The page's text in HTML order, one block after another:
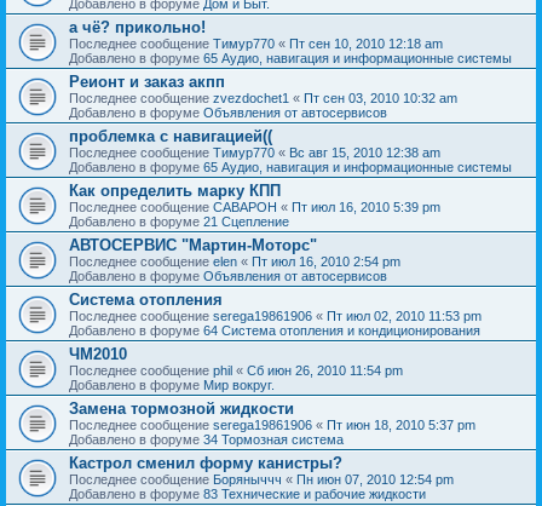
Добавлено в форуме Дом и Быт.
а чё? прикольно!
Последнее сообщение Тимур770 « Пт сен 10, 2010 12:18 am
Добавлено в форуме 65 Аудио, навигация и информационные системы
Реионт и заказ акпп
Последнее сообщение zvezdochet1 « Пт сен 03, 2010 10:32 am
Добавлено в форуме Объявления от автосервисов
проблемка с навигацией((
Последнее сообщение Тимур770 « Вс авг 15, 2010 12:38 am
Добавлено в форуме 65 Аудио, навигация и информационные системы
Как определить марку КПП
Последнее сообщение CABAPOH « Пт июл 16, 2010 5:39 pm
Добавлено в форуме 21 Сцепление
АВТОСЕРВИС "Мартин-Моторс"
Последнее сообщение elen « Пт июл 16, 2010 2:54 pm
Добавлено в форуме Объявления от автосервисов
Система отопления
Последнее сообщение serega19861906 « Пт июл 02, 2010 11:53 pm
Добавлено в форуме 64 Система отопления и кондиционирования
ЧМ2010
Последнее сообщение phil « Сб июн 26, 2010 11:54 pm
Добавлено в форуме Мир вокруг.
Замена тормозной жидкости
Последнее сообщение serega19861906 « Пт июн 18, 2010 5:37 pm
Добавлено в форуме 34 Тормозная система
Кастрол сменил форму канистры?
Последнее сообщение Боряныччч « Пн июн 07, 2010 12:54 pm
Добавлено в форуме 83 Технические и рабочие жидкости